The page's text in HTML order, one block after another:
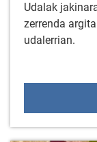
Udalak
zerrenda
udalerrian.